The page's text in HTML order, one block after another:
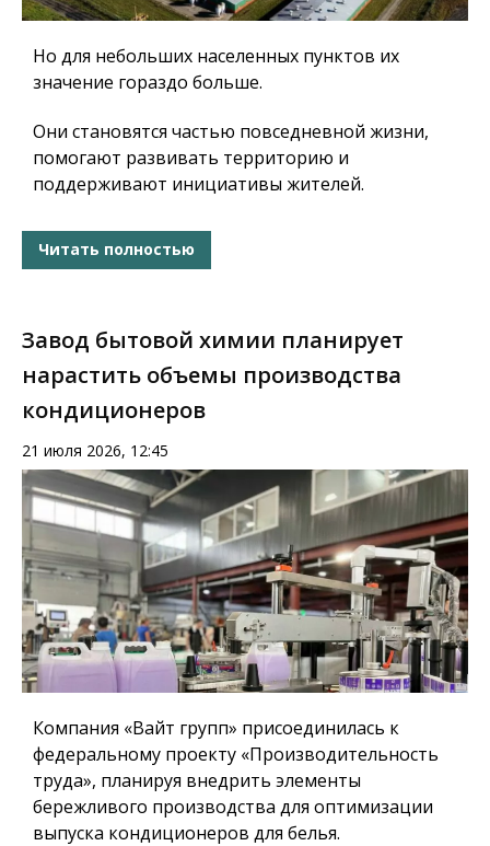
Но для небольших населенных пунктов их
значение гораздо больше.
Они становятся частью повседневной жизни,
помогают развивать территорию и
поддерживают инициативы жителей.
Читать полностью
Завод бытовой химии планирует
нарастить объемы производства
кондиционеров
21 июля 2026, 12:45
Компания «Вайт групп» присоединилась к
федеральному проекту «Производительность
труда», планируя внедрить элементы
бережливого производства для оптимизации
выпуска кондиционеров для белья.